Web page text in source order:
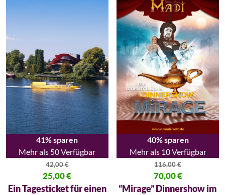
41% sparen
Mehr als 50 Verfügbar
42,00€
Ursprünglicher Preis war: 42,00 €
25,00€
Aktueller Preis ist: 25,00 €.
Ein Tagesticket für einen
40% sparen
Mehr als 10 Verfügbar
116,00€
Ursprünglicher Preis war:
70,00€
Aktueller Preis ist: 70,00 €.
“Mirage” Dinnershow im